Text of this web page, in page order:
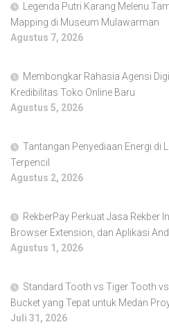
Legenda Putri Karang Melenu
Mapping di Museum Mulawarman
Agustus 7, 2026
Membongkar Rahasia Agensi
Kredibilitas Toko Online Baru
Agustus 5, 2026
Tantangan Penyediaan Energi di
Terpencil
Agustus 2, 2026
RekberPay Perkuat Jasa Rekber
Browser Extension, dan Aplikasi
Agustus 1, 2026
Standard Tooth vs Tiger Tooth
Bucket yang Tepat untuk Medan
Juli 31, 2026